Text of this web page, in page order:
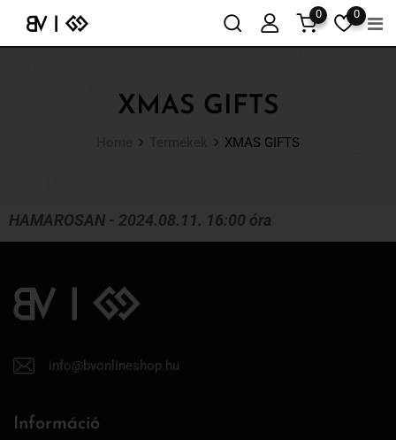
0
0
XMAS GIFTS
XMAS GIFTS
HAMAROSAN - 2024.08.11. 16:00 óra
info@bvonlineshop.hu
Információ